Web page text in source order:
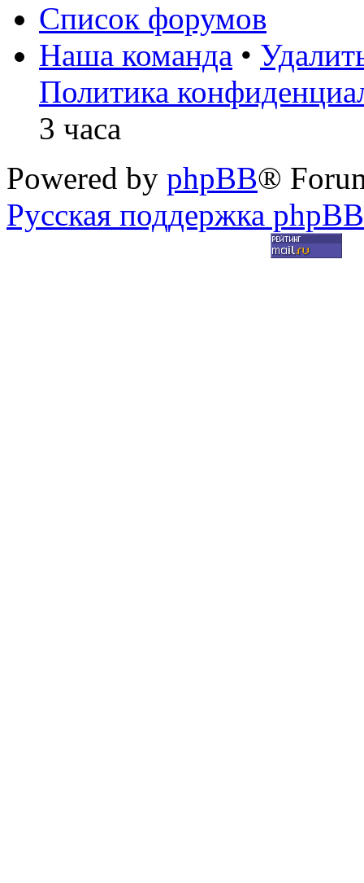
Список форумов
Наша команда •
Политика
3 часа
Powered by phpBB®
Русская поддержка phpBB